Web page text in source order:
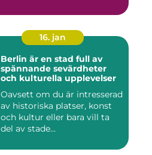
16. jan
Berlin är en stad full av
spännande sevärdheter
och kulturella upplevelser
Oavsett om du är intresserad
av historiska platser, konst
och kultur eller bara vill ta
del av stade...